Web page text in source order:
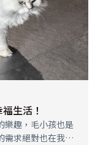
生活！
樂趣，毛小孩也是
需求絕對也在我們